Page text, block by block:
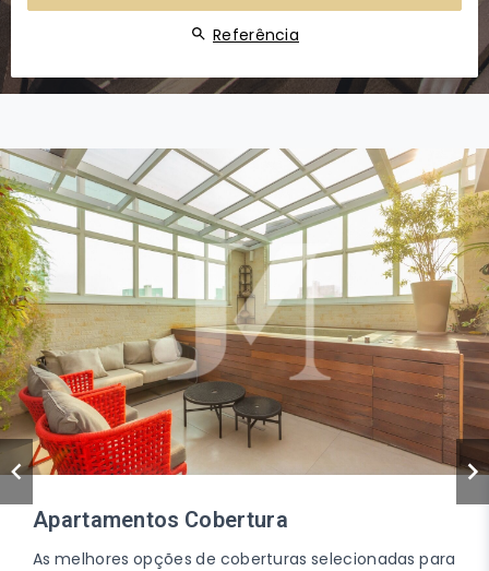
Referência
Apartamentos no Tatuapé
As melhores opções de imóveis no Tatuapé